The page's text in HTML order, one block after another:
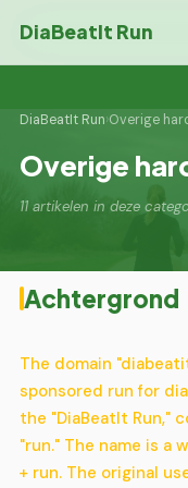
DiaBeatIt Run
DiaBeatIt Run›Overige
Overige
11 artikelen in deze
Achtergrond
The domain
sponsored run for
the "DiaBeatIt Run,"
"run." The name is a
+ run. The original